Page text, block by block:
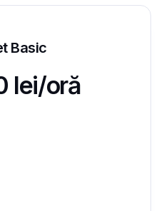
Basic
lei/oră